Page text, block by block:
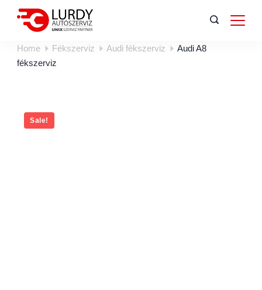
Home Fékszerviz Audi fékszerviz
Audi A8
fékszerviz
Sale!